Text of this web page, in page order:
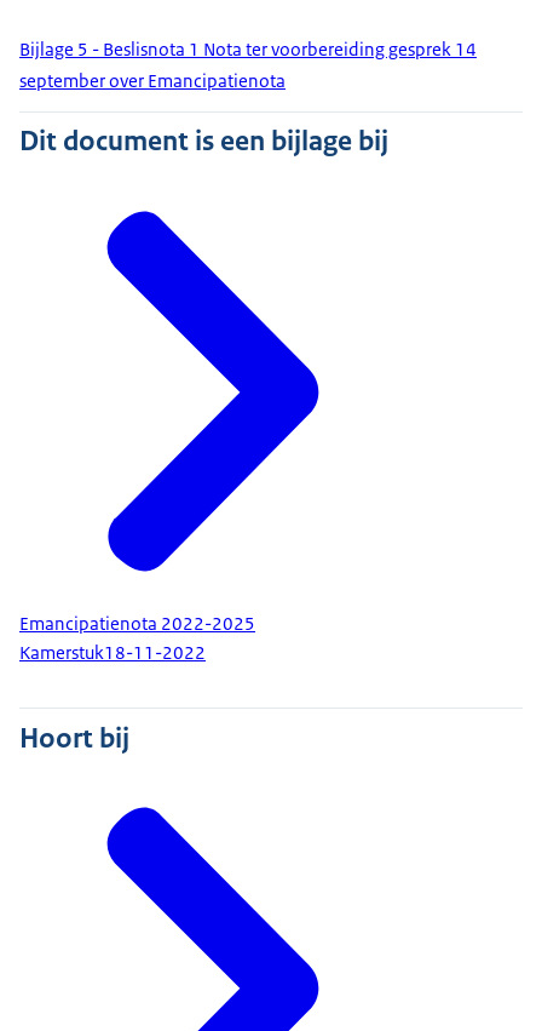
Bijlage 5 - Beslisnota 1 Nota ter voorbereiding gesprek 14
september over Emancipatienota
Dit document is een bijlage bij
Emancipatienota 2022-2025
Kamerstuk18-11-2022
Hoort bij